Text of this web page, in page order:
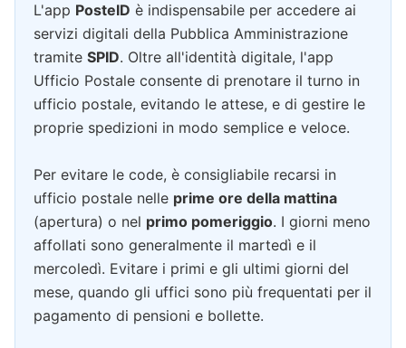
L'app PosteID è indispensabile per accedere ai
servizi digitali della Pubblica Amministrazione
tramite SPID. Oltre all'identità digitale, l'app
Ufficio Postale consente di prenotare il turno in
ufficio postale, evitando le attese, e di gestire le
proprie spedizioni in modo semplice e veloce.
Per evitare le code, è consigliabile recarsi in
ufficio postale nelle prime ore della mattina
(apertura) o nel primo pomeriggio. I giorni meno
affollati sono generalmente il martedì e il
mercoledì. Evitare i primi e gli ultimi giorni del
mese, quando gli uffici sono più frequentati per il
pagamento di pensioni e bollette.